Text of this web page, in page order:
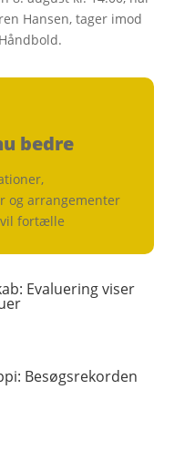
Hansen, tager imod
bedre
og arrangementer
fortælle
Evaluering viser
Besøgsrekorden